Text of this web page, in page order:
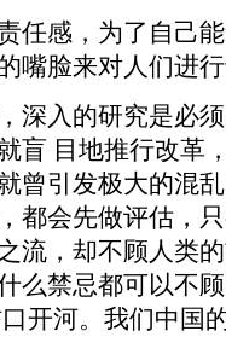
任感，为了自己
嘴脸来对人们进
深入的研究是必
盲 目地推行改革
曾引发极大的混
都会先做评估，
流，却不顾人类
么禁忌都可以不
开河。我们中国